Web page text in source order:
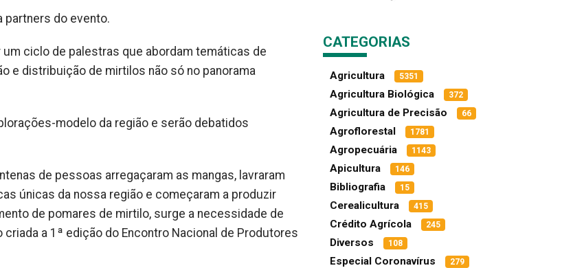
partners do evento.
ciclo de palestras que abordam temáticas de
e distribuição de mirtilos não só no panorama
modelo da região e serão debatidos
de pessoas arregaçaram as mangas, lavraram
únicas da nossa região e começaram a produzir
de pomares de mirtilo, surge a necessidade de
a 1ª edição do Encontro Nacional de Produtores
CATEGORIAS
Agricultura 5351
Agricultura Biológica 372
Agricultura de Precisão 66
Agroflorestal 1781
Agropecuária 1143
Apicultura 146
Bibliografia 15
Cerealicultura 415
Crédito Agrícola 245
Diversos 108
Especial Coronavírus 279